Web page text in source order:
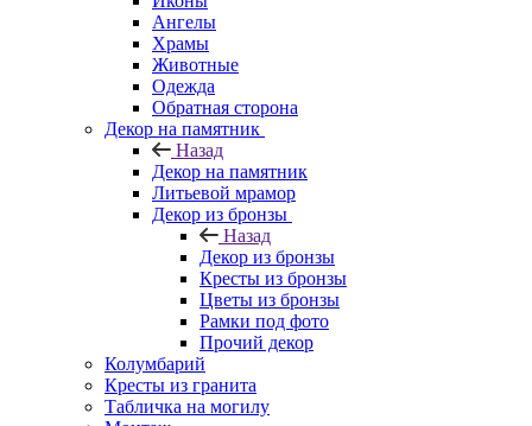
Ангелы
Храмы
Животные
Одежда
Обратная сторона
Декор на памятник
Назад
Декор на памятник
Литьевой мрамор
Декор из бронзы
Назад
Декор из бронзы
Кресты из бронзы
Цветы из бронзы
Рамки под фото
Прочий декор
Колумбарий
Кресты из гранита
Табличка на могилу